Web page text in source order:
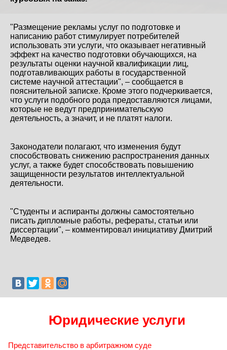
"Размещение рекламы услуг по подготовке и
написанию работ стимулирует потребителей
использовать эти услуги, что оказывает негативный
эффект на качество подготовки обучающихся, на
результаты оценки научной квалификации лиц,
подготавливающих работы в государственной
системе научной аттестации", – сообщается в
пояснительной записке. Кроме этого подчеркивается,
что услуги подобного рода предоставляются лицами,
которые не ведут предпринимательскую
деятельность, а значит, и не платят налоги.
Законодатели полагают, что изменения будут
способствовать снижению распространения данных
услуг, а также будет способствовать повышению
защищенности результатов интеллектуальной
деятельности.
"Студенты и аспиранты должны самостоятельно
писать дипломные работы, рефераты, статьи или
диссертации", – комментировал инициативу Дмитрий
Медведев.
Юридические услуги
Представительство в арбитражном суде